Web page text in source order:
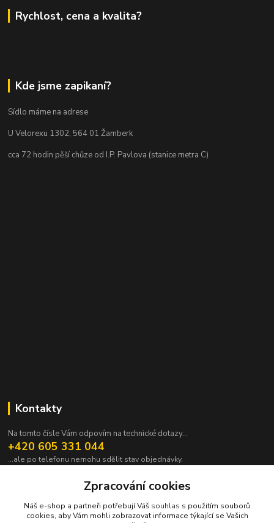
Rychlost, cena a kvalita?
Kde jsme zapikaní?
Sídlo máme na adrese
U Velorexu 1302, 564 01 Žamberk
cca 72 hodin pěší chůze od I.P. Pavlova (stanice metra C)
Kontakty
Na tomto čísle Vám odpovím na technické dotazy...
+420 605 331 044
...ale po telefonu nemohu sdělit stav objednávky.
pavek@janpavek.comZpracování cookies
Náš e-shop a partneři potřebují Váš souhlas s použitím souborů
cookies, aby Vám mohli zobrazovat informace týkající se Vašich